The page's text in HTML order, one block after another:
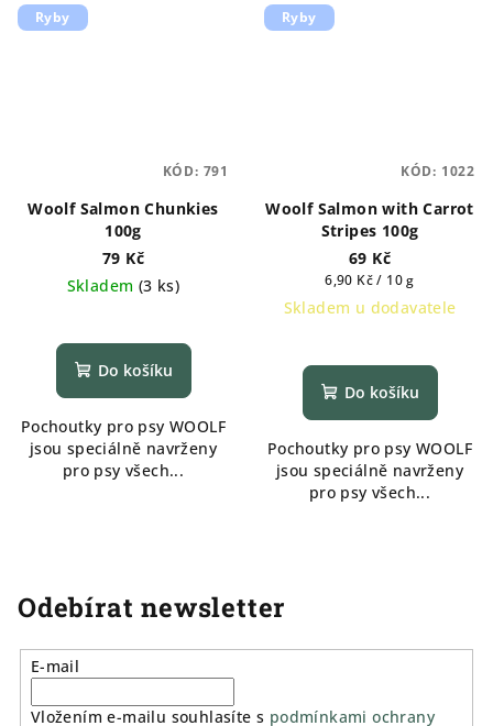
Ryby
Woolf Salmon Chunkies
100g
79 Kč
Skladem (3 ks)
Do košíku
Pochoutky pro psy WOOLF
jsou speciálně navrženy
pro psy všech...
KÓD: 791
Ryby
Woolf Salmon with Carrot
Stripes 100g
69 Kč
Měrná
cena:
6,90 Kč / 10 g
Skladem u dodavatele
Do košíku
Pochoutky pro psy WOOLF
jsou speciálně navrženy
pro psy všech...
KÓD: 1022
Odebírat newsletter
E-mail
Vložením e-mailu souhlasíte s podmínkami ochrany